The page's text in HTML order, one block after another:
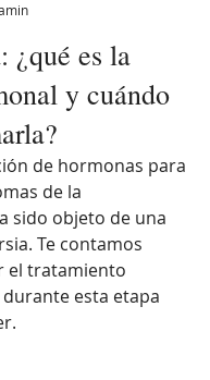
¿qué es la
y cuándo
de hormonas para
de la
sido objeto de una
Te contamos
el tratamiento
esta etapa